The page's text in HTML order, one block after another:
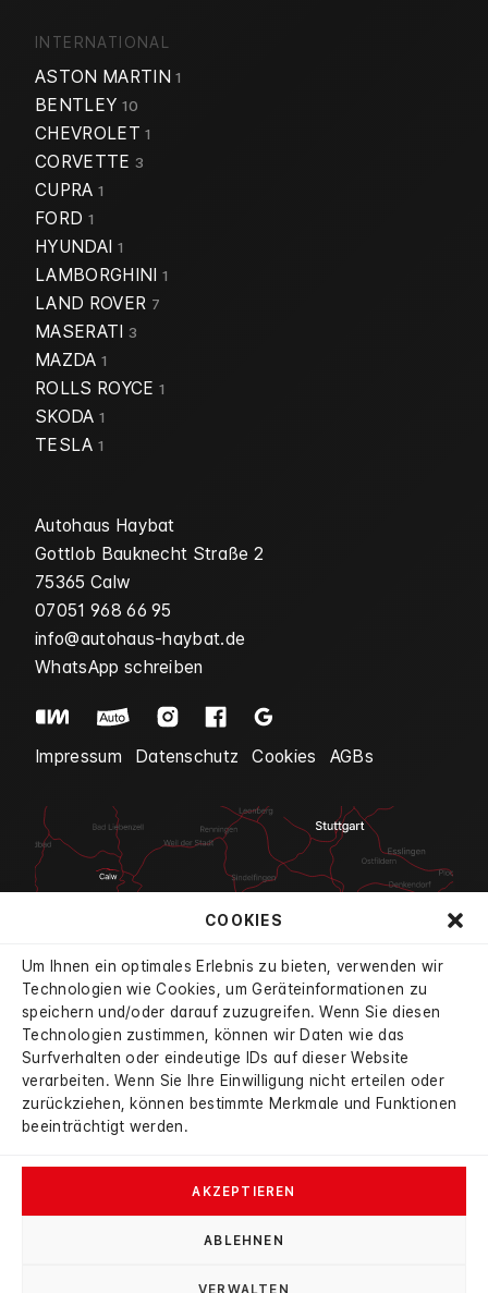
COOKIES
Um Ihnen ein optimales Erlebnis zu bieten, verwenden wir
Technologien wie Cookies, um Geräteinformationen zu
speichern und/oder darauf zuzugreifen. Wenn Sie diesen
Technologien zustimmen, können wir Daten wie das
Surfverhalten oder eindeutige IDs auf dieser Website
verarbeiten. Wenn Sie Ihre Einwilligung nicht erteilen oder
zurückziehen, können bestimmte Merkmale und Funktionen
beeinträchtigt werden.
AKZEPTIEREN
ABLEHNEN
VERWALTEN
Autohaus Haybat
Gottlob Bauknecht Straße 2
75365 Calw
07051 968 66 95
info@autohaus-haybat.de
WhatsApp schreiben
Impressum Datenschutz Cookies AGBs
INTERNATIONAL
ASTON MARTIN1
BENTLEY 10
CHEVROLET1
CORVETTE 3
CUPRA 1
FORD 1
HYUNDAI 1
LAMBORGHINI 1
LAND ROVER 7
MASERATI 3
MAZDA 1
ROLLS ROYCE 1
SKODA 1
TESLA 1
4.7 aus 834 Bewertungen
verifiziert durch:mobile|autoscout24|google
© 2026 Autohaus Haybat